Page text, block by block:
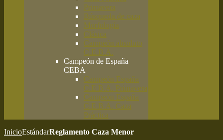
Primavera
Búsqueda de caza
Morfología
Clásica
Campeón absoluto
C.E.B.A.
Campeón de España
CEBA
Campeón España
C.E.B.A. Primavera
Campeón España
C.E.B.A. Caza
Práctica
InicioEstándarReglamento Caza Menor